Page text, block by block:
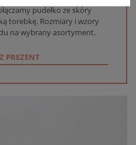
pudełko ze skóry
torebkę. Rozmiary i wzory
na wybrany asortyment.
PREZENT